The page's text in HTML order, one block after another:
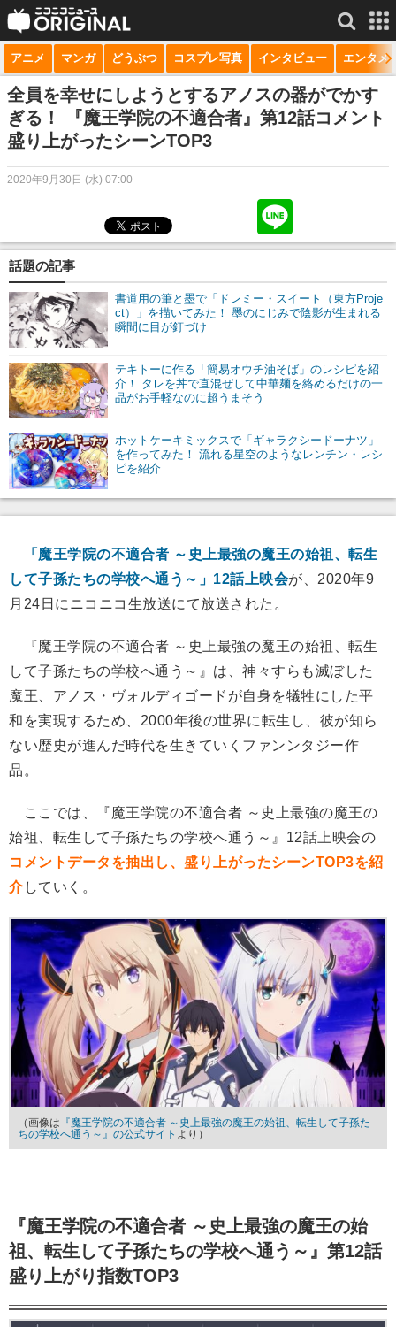
サービス一覧 もっと見る
niconico
動画
生放送
マンガ
ニコニコQ
アニメ マンガ どうぶつ コスプレ写真 インタビュー エンタメ
全員を幸せにしようとするアノスの器がでかす
ぎる！ 『魔王学院の不適合者』第12話コメント
盛り上がったシーンTOP3
2020年9月30日 (水) 07:00
話題の記事
書道用の筆と墨で「ドレミー・スイート（東方Proje
ct）」を描いてみた！ 墨のにじみで陰影が生まれる
瞬間に目が釘づけ
テキトーに作る「簡易オウチ油そば」のレシピを紹
介！ タレを丼で直混ぜして中華麺を絡めるだけの一
品がお手軽なのに超うまそう
ホットケーキミックスで「ギャラクシードーナツ」
を作ってみた！ 流れる星空のようなレンチン・レシ
ピを紹介
「魔王学院の不適合者 ～史上最強の魔王の始祖、転生
して子孫たちの学校へ通う～」12話上映会が、2020年9
月24日にニコニコ生放送にて放送された。
『魔王学院の不適合者 ～史上最強の魔王の始祖、転生
して子孫たちの学校へ通う～』は、神々すらも滅ぼした
魔王、アノス・ヴォルディゴードが自身を犠牲にした平
和を実現するため、2000年後の世界に転生し、彼が知ら
ない歴史が進んだ時代を生きていくファンンタジー作
品。
ここでは、『魔王学院の不適合者 ～史上最強の魔王の
始祖、転生して子孫たちの学校へ通う～』12話上映会の
コメントデータを抽出し、盛り上がったシーンTOP3を紹
介していく。
（画像は 『魔王学院の不適合者 ～史上最強の魔王の始祖、転生して子孫た
ちの学校へ通う～』の公式サイト より）
『魔王学院の不適合者 ～史上最強の魔王の始
祖、転生して子孫たちの学校へ通う～』第12話
盛り上がり指数TOP3